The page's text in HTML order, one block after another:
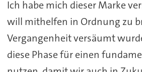
Ich habe mich dieser Marke
will mithelfen in Ordnung zu
Vergangenheit versäumt
diese Phase für einen